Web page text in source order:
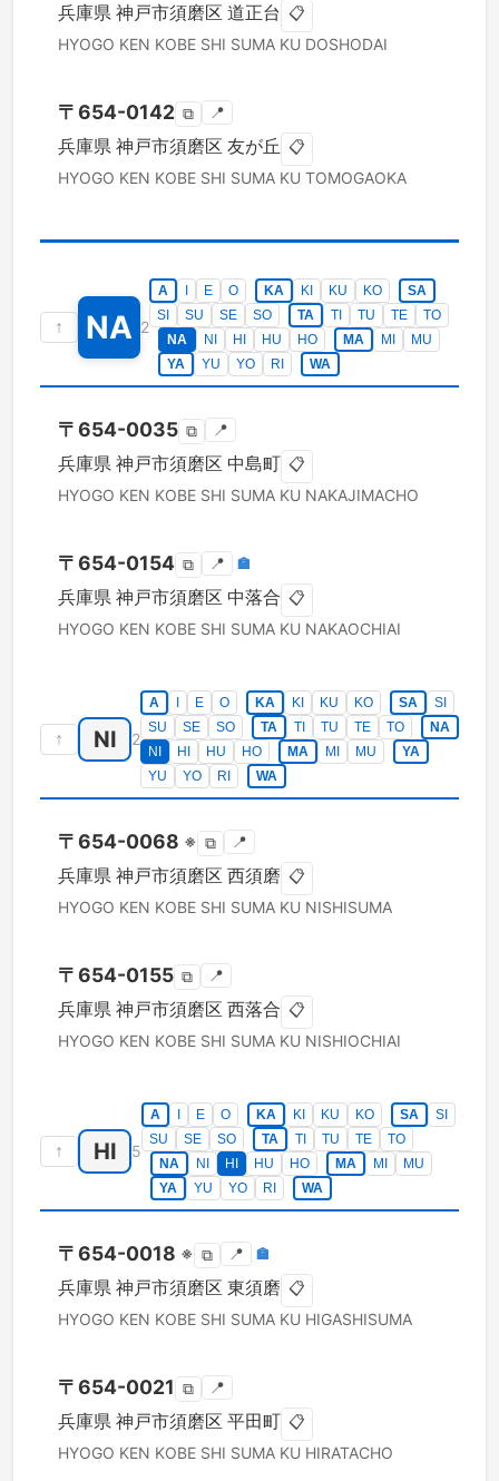
兵庫県 神戸市須磨区 道正台 📋
HYOGO KEN KOBE SHI SUMA KU DOSHODAI
〒654-0142 ⧉ 📍
兵庫県 神戸市須磨区 友が丘 📋
HYOGO KEN KOBE SHI SUMA KU TOMOGAOKA
↑ NA 2
A E O KA KI KU KO
SA
SI
SU SE SO TA TI TU TE
TO
NA
NI HI HU HO MA MI
MU
YA
YU YO RI WA
〒654-0035 ⧉ 📍
兵庫県 神戸市須磨区 中島町 📋
HYOGO KEN KOBE SHI SUMA KU NAKAJIMACHO
〒654-0154 ⧉ 📍 🏣
兵庫県 神戸市須磨区 中落合 📋
HYOGO KEN KOBE SHI SUMA KU NAKAOCHIAI
↑ NI 2
A E O KA KI KU KO SA
SI
SU
SE SO TA TI TU TE TO
NA
NI
HI HU HO MA MI MU
YA
YU
YO RI WA
〒654-0068 ※ ⧉ 📍
兵庫県 神戸市須磨区 西須磨 📋
HYOGO KEN KOBE SHI SUMA KU NISHISUMA
〒654-0155 ⧉ 📍
兵庫県 神戸市須磨区 西落合 📋
HYOGO KEN KOBE SHI SUMA KU NISHIOCHIAI
↑ HI 5
A E O KA KI KU KO SA
SI
SU
SE SO TA TI TU TE
TO
NA
NI HI HU HO MA MI
MU
YA
YU YO RI WA
〒654-0018 ※ ⧉ 📍 🏣
兵庫県 神戸市須磨区 東須磨 📋
HYOGO KEN KOBE SHI SUMA KU HIGASHISUMA
〒654-0021 ⧉ 📍
兵庫県 神戸市須磨区 平田町 📋
HYOGO KEN KOBE SHI SUMA KU HIRATACHO